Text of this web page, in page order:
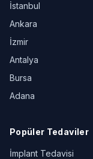
İstanbul
Ankara
İzmir
Antalya
Bursa
Adana
Popüler Tedaviler
İmplant Tedavisi